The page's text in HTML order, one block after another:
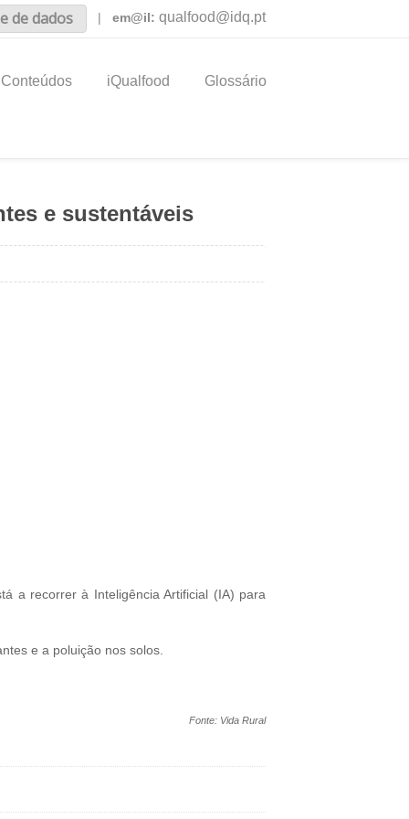
de dados | em@il: qualfood@idq.pt
Conteúdos iQualfood Glossário
e sustentáveis
a recorrer à Inteligência Artificial (IA) para
e a poluição nos solos.
Fonte: Vida Rural